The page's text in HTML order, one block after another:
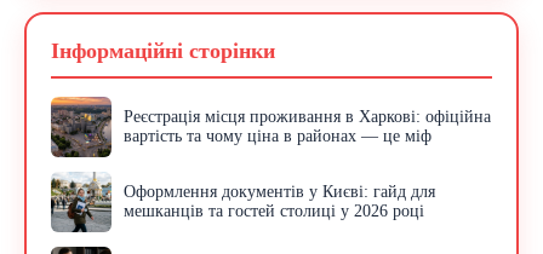
Інформаційні сторінки
Реєстрація місця проживання в Харкові: офіційна
вартість та чому ціна в районах — це міф
Оформлення документів у Києві: гайд для
мешканців та гостей столиці у 2026 році